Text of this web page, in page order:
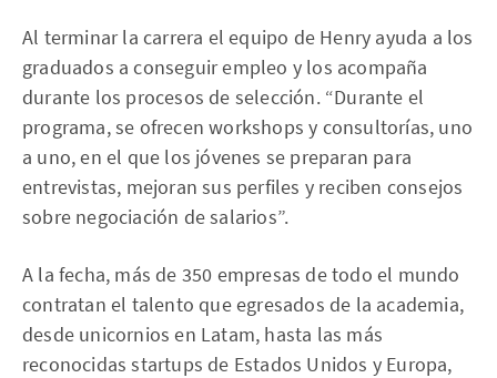
Al terminar la carrera el equipo de Henry ayuda a los
graduados a conseguir empleo y los acompaña
durante los procesos de selección. “Durante el
programa, se ofrecen workshops y consultorías, uno
a uno, en el que los jóvenes se preparan para
entrevistas, mejoran sus perfiles y reciben consejos
sobre negociación de salarios”.
A la fecha, más de 350 empresas de todo el mundo
contratan el talento que egresados de la academia,
desde unicornios en Latam, hasta las más
reconocidas startups de Estados Unidos y Europa,